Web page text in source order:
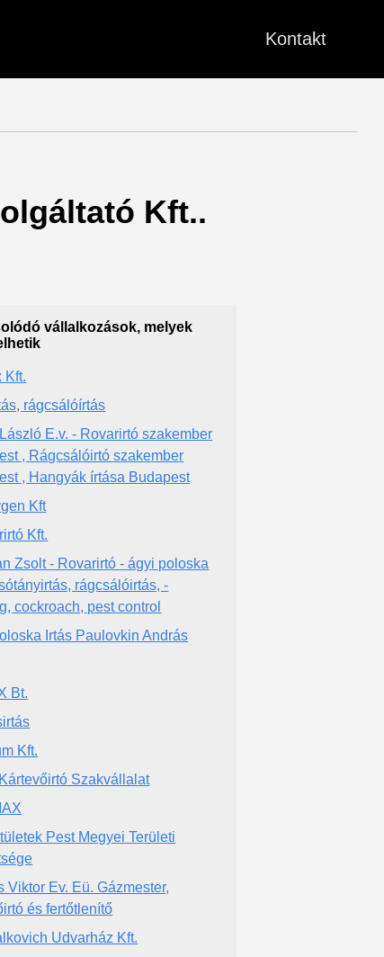
Kontakt
Kft..
vállalkozások, melyek
Kft.
rágcsálóírtás
E.v. - Rovarirtó szakember
, Rágcsálóirtó szakember
, Hangyák írtása Budapest
Kft
Kft.
Zsolt - Rovarirtó - ágyi poloska
rágcsálóirtás, -
cockroach, pest control
Irtás Paulovkin András
Bt.
Kft.
Szakvállalat
Pest Megyei Területi
Viktor Ev. Eü. Gázmester,
és fertőtlenítő
Udvarház Kft.